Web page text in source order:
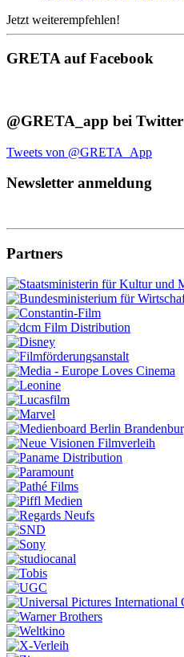
Jetzt weiterempfehlen!
GRETA auf Facebook
@GRETA_app bei Twitter
Tweets von @GRETA_App
Newsletter anmeldung
Partners